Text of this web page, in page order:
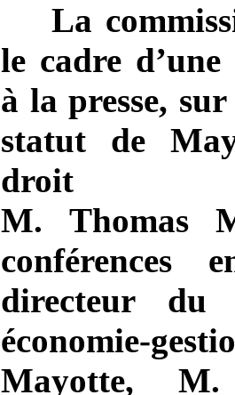
La
le cadre
à la presse,
statut de
droit
M.
Thomas
directeur du
économie-
Mayotte, M.